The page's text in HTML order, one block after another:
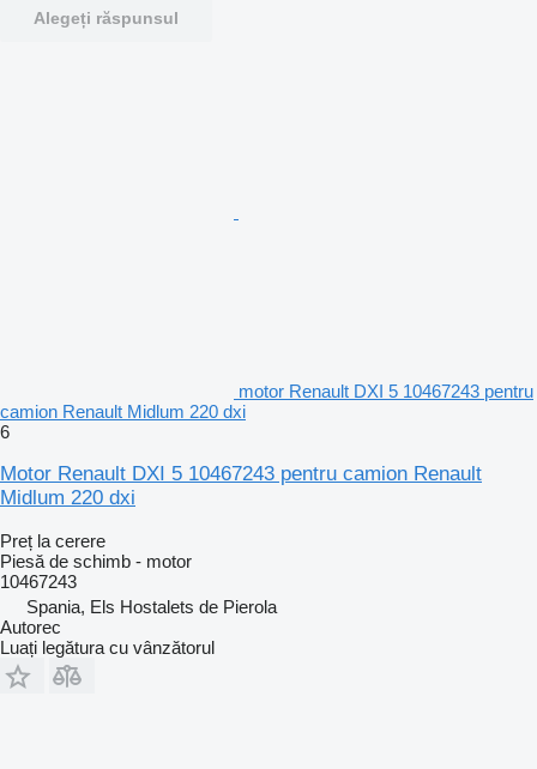
Alegeți răspunsul
motor Renault DXI 5 10467243 pentru
camion Renault Midlum 220 dxi
6
Motor Renault DXI 5 10467243 pentru camion Renault
Midlum 220 dxi
Preț la cerere
Piesă de schimb - motor
10467243
Spania, Els Hostalets de Pierola
Autorec
Luați legătura cu vânzătorul